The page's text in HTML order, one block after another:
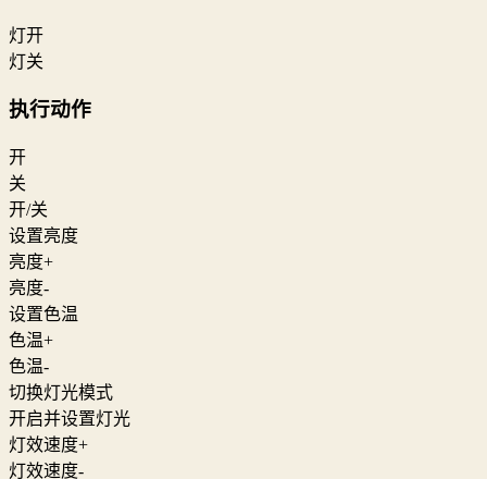
灯开
灯关
执行动作
开
关
开/关
设置亮度
亮度+
亮度-
设置色温
色温+
色温-
切换灯光模式
开启并设置灯光
灯效速度+
灯效速度-